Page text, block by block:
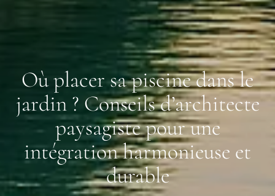
Où placer sa piscine dans le
jardin ? Conseils d’architecte
paysagiste pour une
intégration harmonieuse et
durable